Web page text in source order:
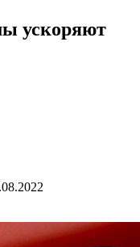
ускоряют